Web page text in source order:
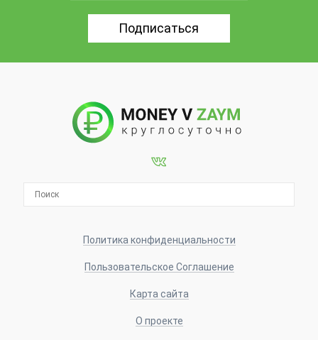
Политика конфиденциальности
Пользовательское Соглашение
Карта сайта
О проекте